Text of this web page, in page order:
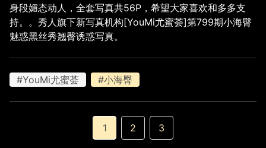
身段媚态动人，全套写真共56P，希望大家喜欢和多多支
持。。秀人旗下新写真机构[YouMi尤蜜荟]第799期小海臀
魅惑黑丝秀翘臀诱惑写真。
#YouMi尤蜜荟 #小海臀
1 2 3